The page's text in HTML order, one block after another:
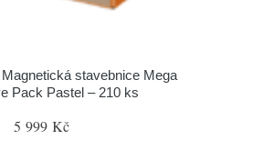
stavebnice Mega
Pack Pastel – 210 ks
5 999 Kč